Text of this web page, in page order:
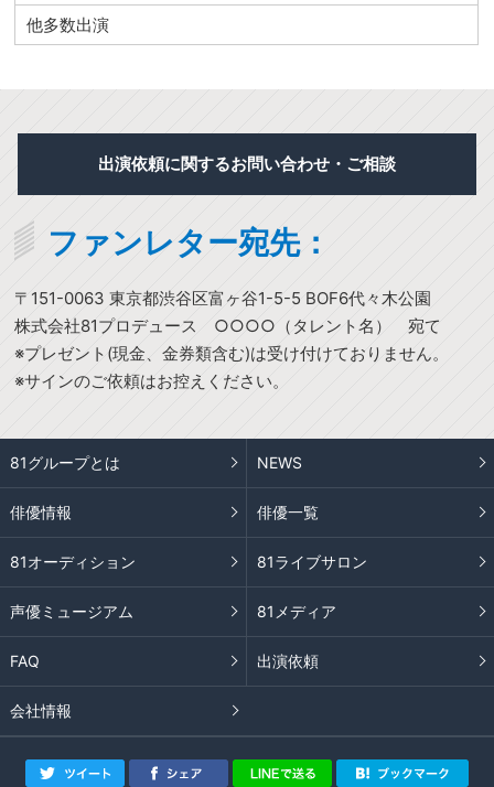
他多数出演
出演依頼に関するお問い合わせ・ご相談
ファンレター宛先：
〒151-0063 東京都渋谷区富ヶ谷1-5-5 BOF6代々木公園
株式会社81プロデュース ○○○○（タレント名） 宛て
※プレゼント(現金、金券類含む)は受け付けておりません。
※サインのご依頼はお控えください。
81グループとは NEWS
俳優情報 俳優一覧
81オーディション 81ライブサロン
声優ミュージアム 81メディア
FAQ 出演依頼
会社情報